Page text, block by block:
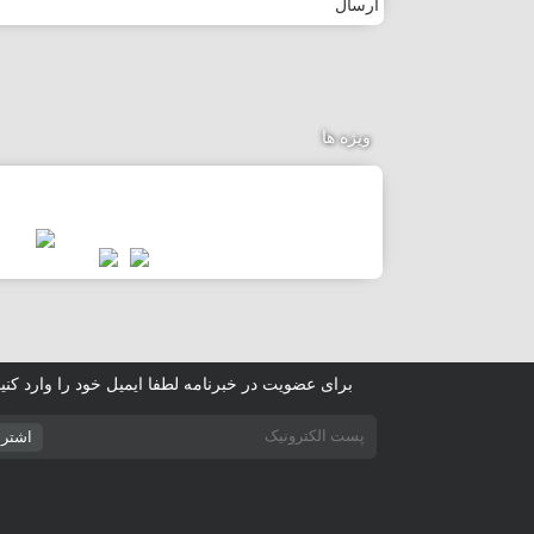
ارسال
ویژه ها
برای عضویت در خبرنامه لطفا ایمیل خود را وارد